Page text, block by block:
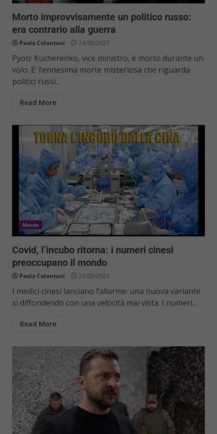
Morto improvvisamente un politico russo:
era contrario alla guerra
Paolo Colantoni 24/05/2023
Pyotr Kucherenko, vice ministro, è morto durante un
volo. E’ l’ennesima morte misteriosa che riguarda
politici russi...
Read More
Mondo
Covid, l’incubo ritorna: i numeri cinesi
preoccupano il mondo
Paolo Colantoni 23/05/2023
I medici cinesi lanciano l’allarme: una nuova variante
si diffondendo con una velocità mai vista. I numeri...
Read More